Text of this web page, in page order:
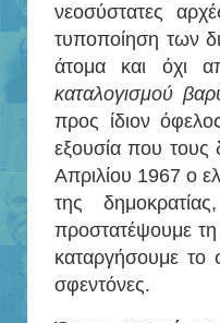
νεοσύστατες
τυποποίηση των
άτομα και όχι
καταλογισμού
προς ίδιον
εξουσία που τους
Απριλίου 1967 ο
της
προστατέψουμε τη
καταργήσουμε το
σφεντόνες.